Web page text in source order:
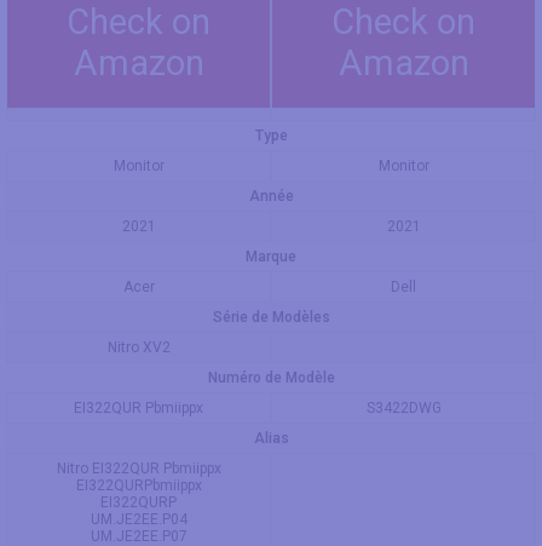
Check on
Amazon
Check on
Amazon
Type
Monitor
Monitor
Année
2021
2021
Marque
Acer
Dell
Série de Modèles
Nitro XV2
Numéro de Modèle
EI322QUR Pbmiippx
S3422DWG
Alias
Nitro EI322QUR Pbmiippx
EI322QURPbmiippx
EI322QURP
UM.JE2EE.P04
UM.JE2EE.P07